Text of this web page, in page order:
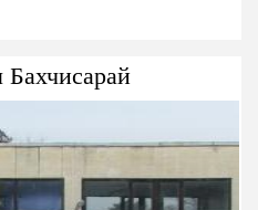
Бахчисарай